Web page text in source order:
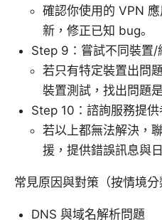
確認你使用的 VPN
新，修正已知 bug。
Step 9：嘗試不同裝置/
若只有特定裝置出問
裝置測試，找出問題
Step 10：諮詢服務提供
若以上都無法解決，
援，提供錯誤訊息與
常見原因與對策（按情境分
DNS 與域名解析問題